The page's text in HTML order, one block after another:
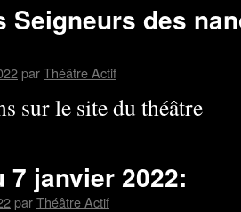
Seigneurs des
parThéâtre Actif
sur le site du théâtre
janvier 2022:
parThéâtre Actif